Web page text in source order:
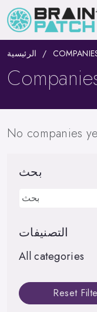
الرئيسية
No companies
بحث
التصنيفات
All categories
Reset